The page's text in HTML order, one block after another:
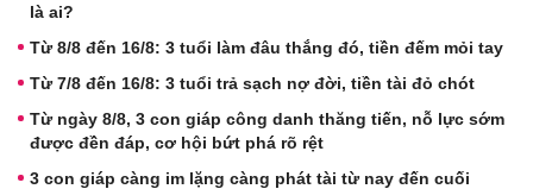
là ai?
Từ 8/8 đến 16/8: 3 tuổi làm đâu thắng đó, tiền đếm mỏi tay
Từ 7/8 đến 16/8: 3 tuổi trả sạch nợ đời, tiền tài đỏ chót
Từ ngày 8/8, 3 con giáp công danh thăng tiến, nỗ lực sớm
được đền đáp, cơ hội bứt phá rõ rệt
3 con giáp càng im lặng càng phát tài từ nay đến cuối